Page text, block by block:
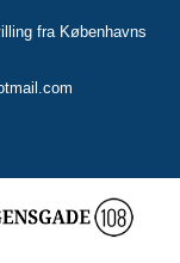
fra Københavns